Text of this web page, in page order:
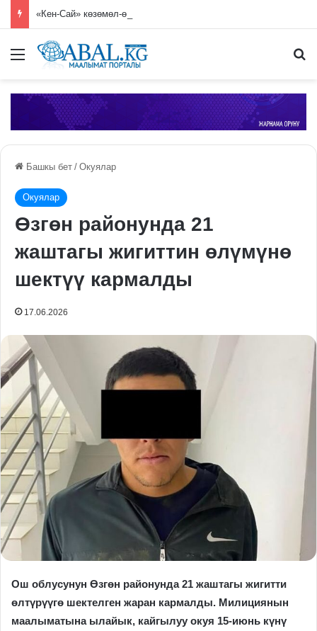
Меню
Башкы бет / Окуялар
Окуялар
Өзгөн районунда 21
жаштагы жигиттин өлүмүнө
шектүү кармалды
17.06.2026
Ош облусунун Өзгөн районунда 21 жаштагы жигитти
өлтүрүүгө шектелген жаран кармалды. Милициянын
маалыматына ылайык, кайгылуу окуя 15-июнь күнү